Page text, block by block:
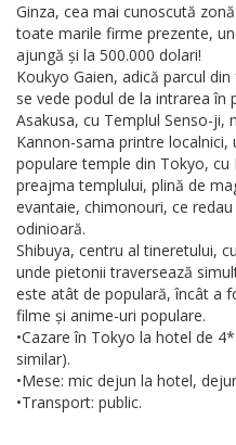
Ginza, cea mai cunoscută
toate marile firme prezente,
ajungă și la 500.000 dolari!
Koukyo Gaien, adică parcul
se vede podul de la intrarea în
Asakusa, cu Templul Senso-ji,
Kannon-sama printre localnici,
populare temple din Tokyo,
preajma templului, plină de
evantaie, chimonouri, ce
odinioară.
Shibuya, centru al tineretului,
unde pietonii traversează
este atât de populară, încât a
filme și anime-uri populare.
•Cazare în Tokyo la hotel de
similar).
•Mese: mic dejun la hotel,
•Transport: public.